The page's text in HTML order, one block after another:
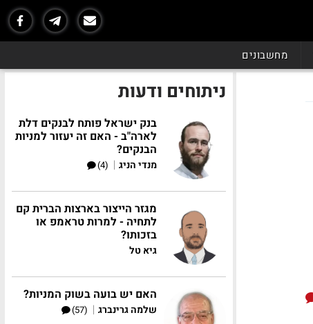
מחשבונים
ניתוחים ודעות
בנק ישראל פותח לבנקים דלת
לארה"ב - האם זה יעזור למניות
הבנקים?
מנדי הניג |
(4)
מגזר הייצור בארצות הברית קם
לתחיה - למרות טראמפ או
בזכותו?
גיא טל
האם יש בועה בשוק המניות?
שלמה גרינברג |
(57)